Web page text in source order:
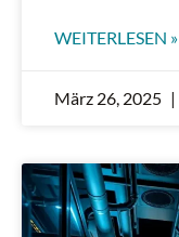
WEITERLESEN »
März 26, 2025